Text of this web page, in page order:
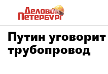
Путин
трубопровод